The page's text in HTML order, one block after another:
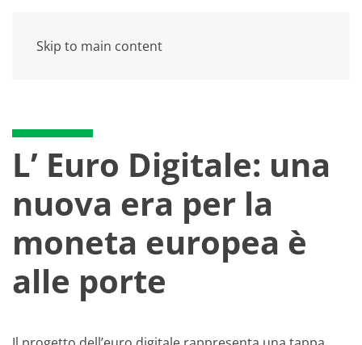
Skip to main content
L’ Euro Digitale: una
nuova era per la
moneta europea è
alle porte